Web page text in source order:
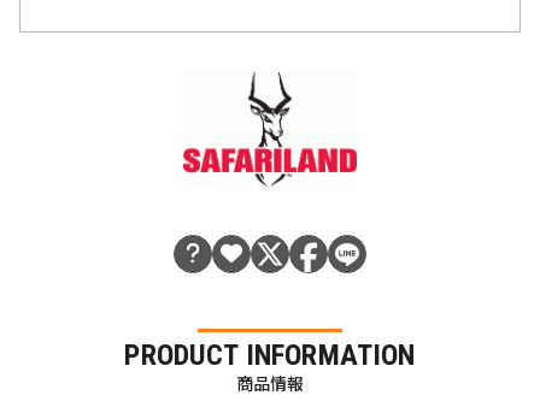
PRODUCT INFORMATION
商品情報